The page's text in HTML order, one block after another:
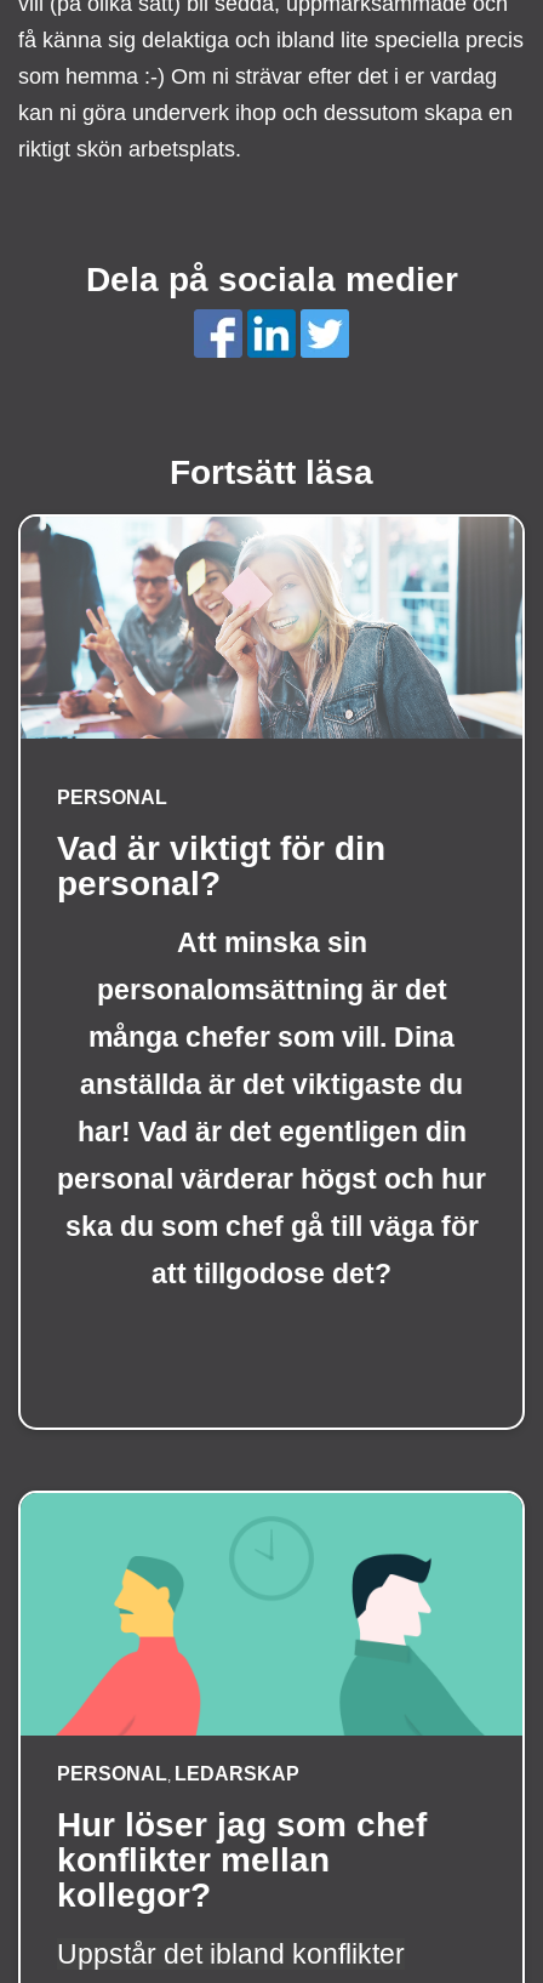
få känna sig delaktiga och ibland lite speciella precis
som hemma :-) Om ni strävar efter det i er vardag
kan ni göra underverk ihop och dessutom skapa en
riktigt skön arbetsplats.
Dela på sociala medier
Fortsätt läsa
PERSONAL
Vad är viktigt för din
personal?
Att minska sin
personalomsättning är det
många chefer som vill. Dina
anställda är det viktigaste du
har! Vad är det egentligen din
personal värderar högst och hur
ska du som chef gå till väga för
att tillgodose det?
PERSONAL LEDARSKAP
Hur löser jag som chef
konflikter mellan
kollegor?
Uppstår det ibland konflikter